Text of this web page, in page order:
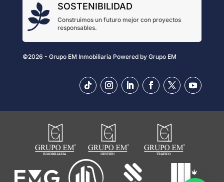
 SOSTENIBILIDAD
Construimos un futuro mejor con proyectos
responsables.
©2026 - Grupo EM Inmobiliaria Powered by Grupo EM